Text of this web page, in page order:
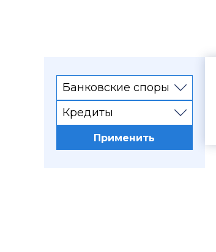
Банковские споры
Кредиты
Применить